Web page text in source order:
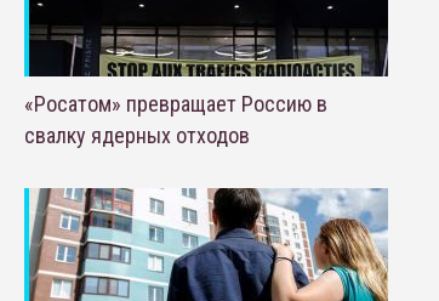
«Росатом» превращает Россию в
свалку ядерных отходов